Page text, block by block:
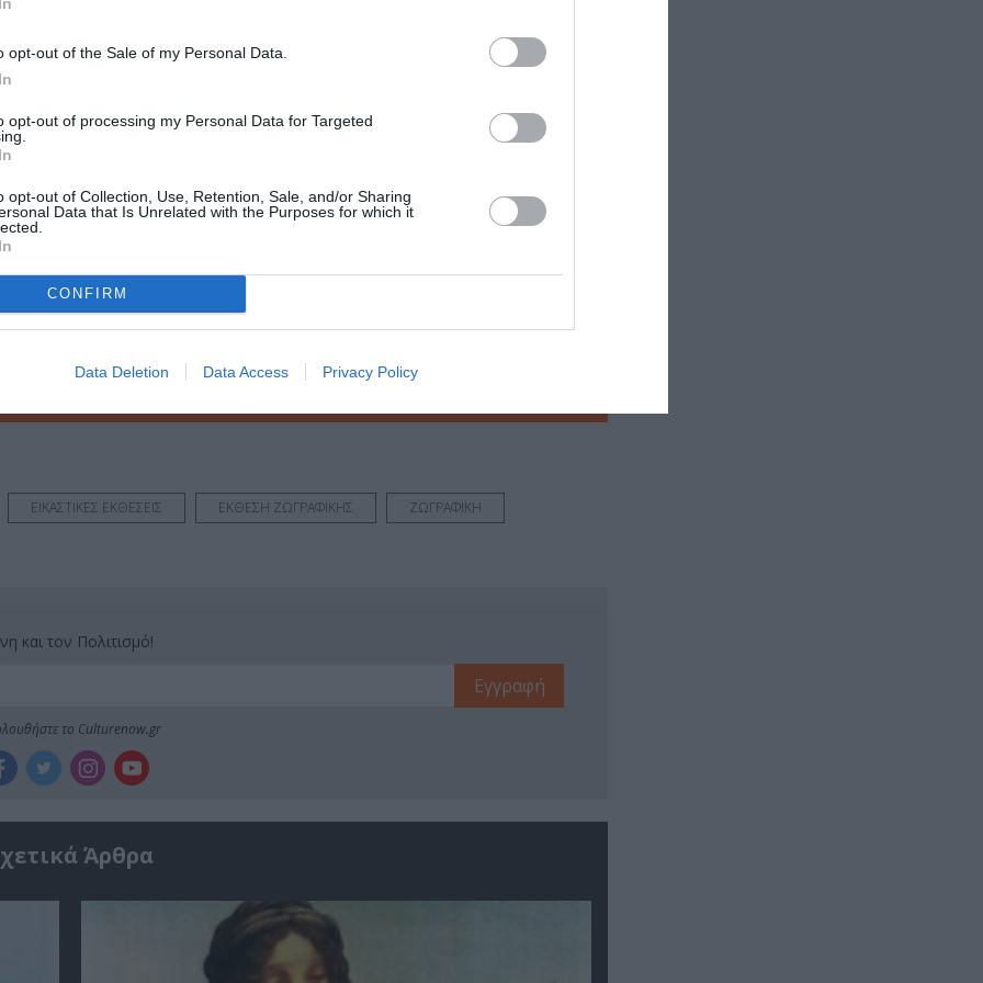
opt-out of the Sale of my Personal Data.
opt-out of processing my Personal Data for Targeted
opt-out of Collection, Use, Retention, Sale, and/or Sharing
Data that Is Unrelated with the Purposes for which it
CONFIRM
Data Deletion Data Access Privacy Policy
για
θα
πρώτοι όλες τις ειδήσεις
στο
ΕΙΚΑΣΤΙΚΕΣ ΕΚΘΕΣΕΙΣ ΕΚΘΕΣΗ ΖΩΓΡΑΦΙΚΗΣ
ΖΩΓΡΑΦΙΚΗ
και τον Πολιτισμό!
το Culturenow.gr
Άρθρα